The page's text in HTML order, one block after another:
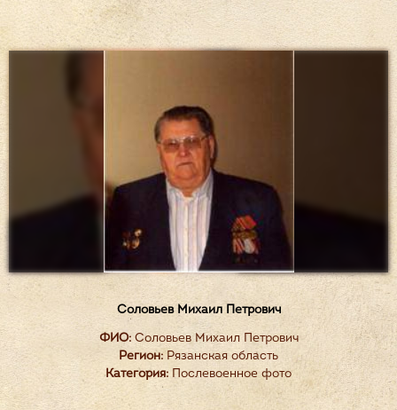
Соловьев Михаил Петрович
ФИО:Соловьев Михаил Петрович
Регион: Рязанская область
Категория: Послевоенное фото